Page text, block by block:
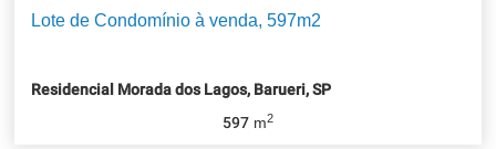
Lote de Condomínio à venda, 597m2
Residencial Morada dos Lagos, Barueri, SP
597m2